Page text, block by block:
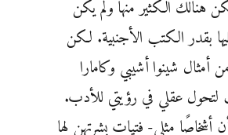
هنالك الكثير منها ولم يكن
بقدر الكتب الأجنبية. لكن
شينوا أشيبي وكامارا
عقلي في رؤيتي للأدب.
مثلي- فتيات بشرتهن لها